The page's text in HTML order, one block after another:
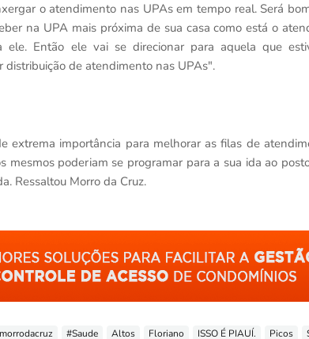
o atendimento nas UPAs em tempo real. Será
na UPA mais próxima de sua casa como está o
ele. Então ele vai se direcionar para aquela que
distribuição de atendimento nas UPAs".
extrema importância para melhorar as filas de
mesmos poderiam se programar para a sua ida ao
Ressaltou Morro da Cruz.
#Saude Altos Floriano ISSO É PIAUÍ. Picos